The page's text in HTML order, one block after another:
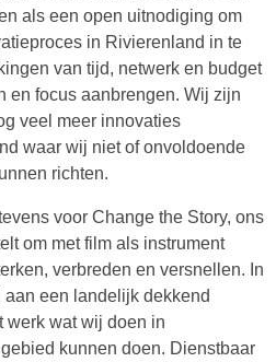
als een open uitnodiging om
in Rivierenland in te
van tijd, netwerk en budget
en focus aanbrengen. Wij zijn
veel meer innovaties
waar wij niet of onvoldoende
richten.
voor Change the Story, ons
om met film als instrument
verbreden en versnellen. In
een landelijk dekkend
werk wat wij doen in
kunnen doen. Dienstbaar